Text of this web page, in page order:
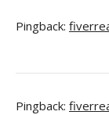
Pingback:
Pingback: